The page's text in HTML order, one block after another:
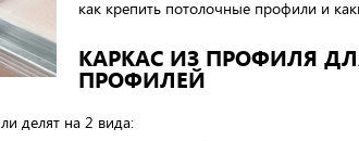
как крепить потолочные профили и
КАРКАС ИЗ ПРОФИЛЯ
ПРОФИЛЕЙ
делят на 2 вида: